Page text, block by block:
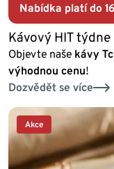
Nabídka platí do
Kávový HIT týdne
Objevte naše kávy
výhodnou cenu!
Dozvědět se více
Akce